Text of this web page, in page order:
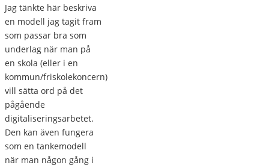
Jag tänkte här beskriva
en modell jag tagit fram
som passar bra som
underlag när man på
en skola (eller i en
kommun/friskolekoncern)
vill sätta ord på det
pågående
digitaliseringsarbetet.
Den kan även fungera
som en tankemodell
när man någon gång i